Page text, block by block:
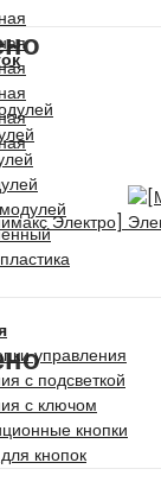
управления
с подсветкой
с ключом
кнопки
кнопок